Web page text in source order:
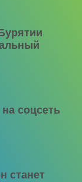
соцсеть
станет